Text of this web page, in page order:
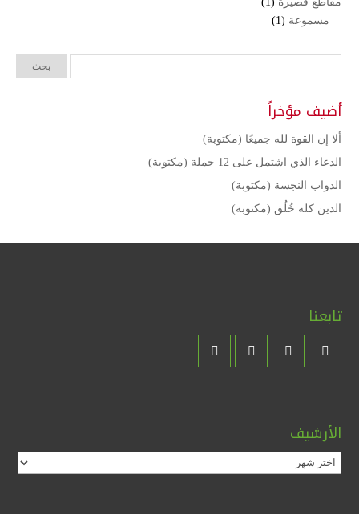
مسموعة (1)
أضيف مؤخراً
ألا إن القوة لله جميعًا (مكتوبة)
الدعاء الذي اشتمل على 12 جملة (مكتوبة)
الدواب النجسة (مكتوبة)
الدين كله خُلُق (مكتوبة)
تابعنا
الأرشيف
الأرشيف